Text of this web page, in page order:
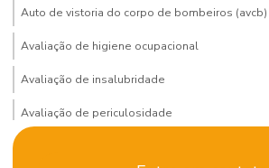
Auto de vistoria do corpo de bombeiros (avcb)
Avaliação de higiene ocupacional
Avaliação de insalubridade
Avaliação de periculosidade